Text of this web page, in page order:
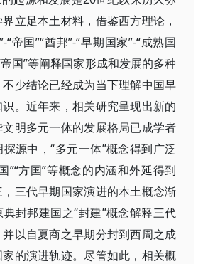
立足本土材料，借鉴西方理论，
“帝国”“酋邦”-“早期国家”-“成熟国
帝国”等阐释国家形成和发展的多种
少结论已经成为当下理解中国早
。近年来，相关研究呈现出新的
明多元一体的发展格局已成学者
源中，“多元一体”概念得到广泛
”“方国”等概念的内涵和外延得到
三代早期国家演进的本土概念渐
封邦建国之“封建”概念解释三代
以自夏商之早期分封到西周之成
的演进轨迹。尽管如此，相关概